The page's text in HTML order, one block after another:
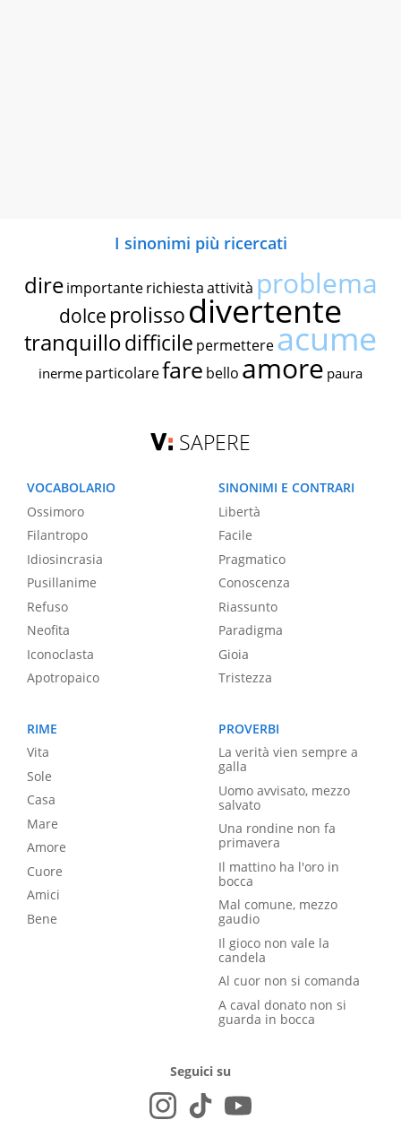
I sinonimi più ricercati
dire importante richiestaattività problema
dolce prolissodivertente
tranquillodifficile permettereacume
inerme particolarefare bello amore paura
SAPERE
VOCABOLARIO
Ossimoro
Filantropo
Idiosincrasia
Pusillanime
Refuso
Neofita
Iconoclasta
Apotropaico
SINONIMI E CONTRARI
Libertà
Facile
Pragmatico
Conoscenza
Riassunto
Paradigma
Gioia
Tristezza
RIME
Vita
Sole
Casa
Mare
Amore
Cuore
Amici
Bene
PROVERBI
La verità vien sempre a
galla
Uomo avvisato, mezzo
salvato
Una rondine non fa
primavera
Il mattino ha l'oro in
bocca
Mal comune, mezzo
gaudio
Il gioco non vale la
candela
Al cuor non si comanda
A caval donato non si
guarda in bocca
Seguici su